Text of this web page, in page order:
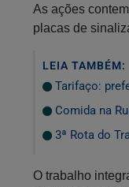
As ações
placas de
LEIA TAMBÉM:
Tarifaço:
Comida na
3ª Rota do
O trabalho